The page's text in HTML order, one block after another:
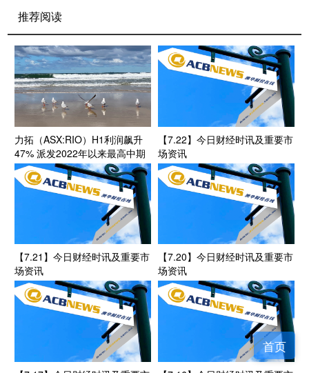
推荐阅读
力拓（ASX:RIO）H1利润飙升
47% 派发2022年以来最高中期
股息
【7.22】今日财经时讯及重要市
场资讯
【7.21】今日财经时讯及重要市
场资讯
【7.20】今日财经时讯及重要市
场资讯
首页